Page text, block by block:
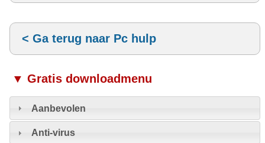
< Ga terug naar Pc hulp
▼ Gratis downloadmenu
Aanbevolen
Anti-virus